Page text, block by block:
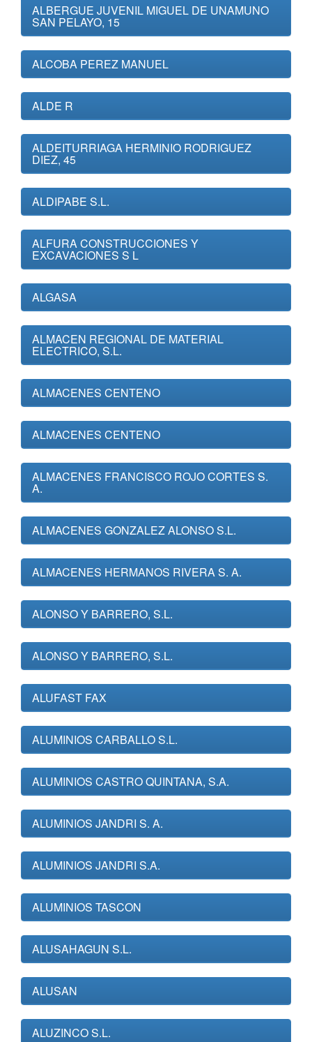
ALBERGUE JUVENIL MIGUEL DE UNAMUNO
SAN PELAYO, 15
ALCOBA PEREZ MANUEL
ALDE R
ALDEITURRIAGA HERMINIO RODRIGUEZ
DIEZ, 45
ALDIPABE S.L.
ALFURA CONSTRUCCIONES Y
EXCAVACIONES S L
ALGASA
ALMACEN REGIONAL DE MATERIAL
ELECTRICO, S.L.
ALMACENES CENTENO
ALMACENES CENTENO
ALMACENES FRANCISCO ROJO CORTES S.
A.
ALMACENES GONZALEZ ALONSO S.L.
ALMACENES HERMANOS RIVERA S. A.
ALONSO Y BARRERO, S.L.
ALONSO Y BARRERO, S.L.
ALUFAST FAX
ALUMINIOS CARBALLO S.L.
ALUMINIOS CASTRO QUINTANA, S.A.
ALUMINIOS JANDRI S. A.
ALUMINIOS JANDRI S.A.
ALUMINIOS TASCON
ALUSAHAGUN S.L.
ALUSAN
ALUZINCO S.L.